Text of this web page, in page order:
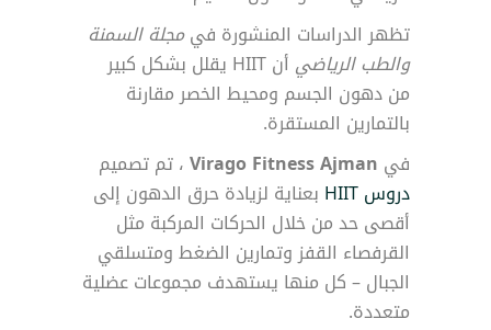
تظهر الدراسات المنشورة فيمجلة السمنة
والطب الرياضي
أن HIIT يقلل بشكل كبير
من دهون الجسم ومحيط الخصر مقارنة
بالتمارين المستقرة.
في Virago Fitness Ajman، تم تصميم
دروس HIIT
بعناية لزيادة حرق الدهون إلى
أقصى حد من خلال الحركات المركبة مثل
القرفصاء القفز وتمارين الضغط ومتسلقي
الجبال – كل منها يستهدف مجموعات عضلية
متعددة.